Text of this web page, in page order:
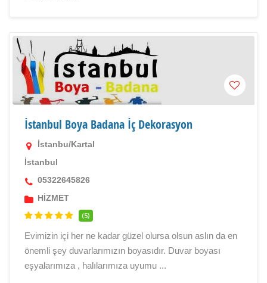
İstanbul Boya Badana İç Dekorasyon
İstanbu/Kartal
İstanbul
05322645826
HİZMET
(5)
Evimizin içi her ne kadar güzel olursa olsun aslın da en
önemli şey duvarlarımızın boyasıdır. Duvar boyası
eşyalarımıza , halılarımıza uyumu ...